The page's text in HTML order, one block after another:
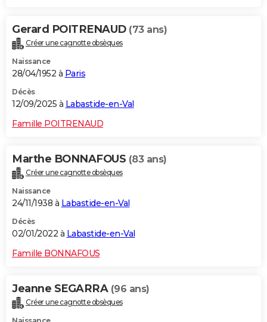
Dictionnaire
Biographies
Citations
Expressions
Proverbes
PROGRAMME TV
COPAINS D'AVANT
S'inscrire
Se connecter
Lycées
Collèges
Primaires
Universités
Entreprises
Service militaire
Avis de recherche
AVIS DE DÉCÈS
Gerard POITRENAUD (73 ans)
Créer une cagnotte obsèques
Naissance
28/04/1952 à Paris
Décès
12/09/2025 à Labastide-en-Val
Famille POITRENAUD
Marthe BONNAFOUS (83 ans)
Créer une cagnotte obsèques
Naissance
24/11/1938 à Labastide-en-Val
Décès
02/01/2022 à Labastide-en-Val
Famille BONNAFOUS
Jeanne SEGARRA (96 ans)
Créer une cagnotte obsèques